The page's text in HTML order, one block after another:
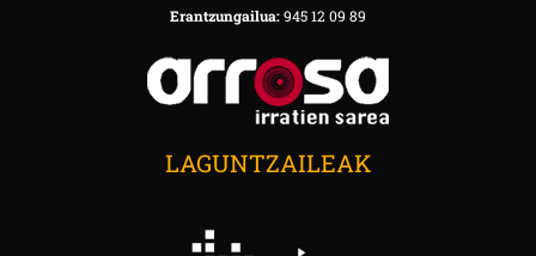
Erantzungailua:945 12 09 89
LAGUNTZAILEAK